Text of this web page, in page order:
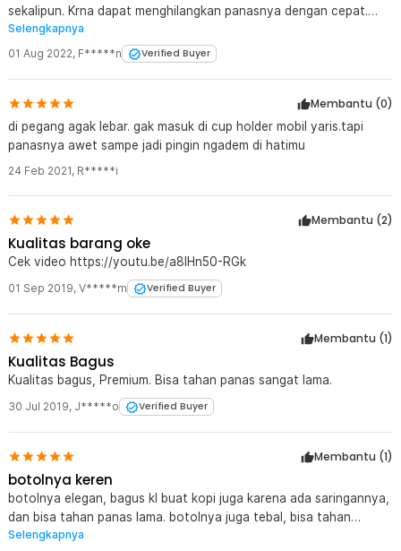
sekalipun. Krna dapat menghilangkan panasnya dengan cepat.
Panas bakal tembus dan cepat hilang.
Selengkapnya
01 Aug 2022, F*****n Verified Buyer
Membantu (0)
di pegang agak lebar. gak masuk di cup holder mobil yaris.tapi
panasnya awet sampe jadi pingin ngadem di hatimu
24 Feb 2021, R*****i
Membantu (2)
Kualitas barang oke
Cek video https://youtu.be/a8IHn50-RGk
01 Sep 2019, V*****m Verified Buyer
Membantu (1)
Kualitas Bagus
Kualitas bagus, Premium. Bisa tahan panas sangat lama.
30 Jul 2019, J*****o Verified Buyer
Membantu (1)
botolnya keren
botolnya elegan, bagus kl buat kopi juga karena ada saringannya,
dan bisa tahan panas lama. botolnya juga tebal, bisa tahan
bantingan. awet jadinya. kl buat jalan2 harus dibawa botol ini !!
Selengkapnya